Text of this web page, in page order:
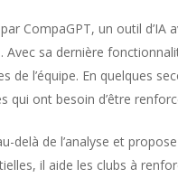
CompaGPT, un outil
Avec sa dernière
de l’équipe. En quelques
qui ont besoin d’être
delà de l’analyse et
il aide les clubs à